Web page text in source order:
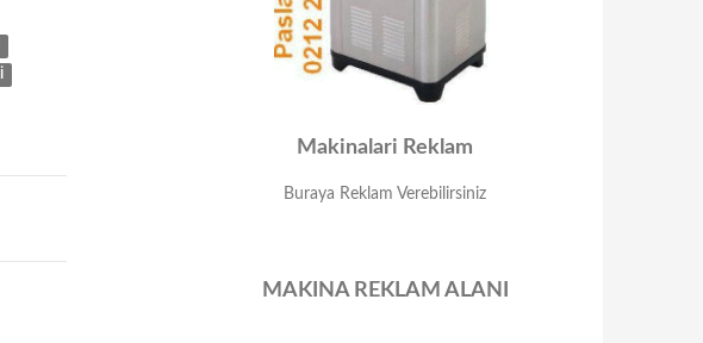
Makinalari Reklam
Buraya Reklam Verebilirsiniz
MAKINA REKLAM ALANI